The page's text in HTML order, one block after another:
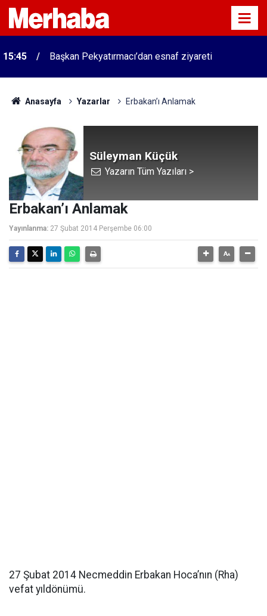
15:45 Başkan Pekyatırmacı’dan esnaf ziyareti
Anasayfa Yazarlar Erbakan’ı Anlamak
Süleyman Küçük
Yazarın Tüm Yazıları >
Erbakan’ı Anlamak
Yayınlanma: 27 Şubat 2014 Perşembe 06:00
27 Şubat 2014 Necmeddin Erbakan Hoca’nın (Rha)
vefat yıldönümü.